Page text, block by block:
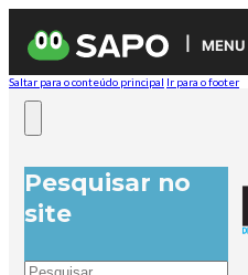
MENU
Saltar para o conteúdo principal Ir para o footer
Pesquisar no
site
Pesquisar